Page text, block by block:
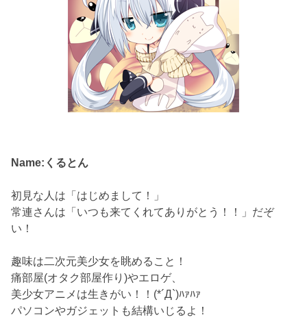
Name:くるとん
初見な人は「はじめまして！」
常連さんは「いつも来てくれてありがとう！！」だぞ
い！
趣味は二次元美少女を眺めること！
痛部屋(オタク部屋作り)やエロゲ、
美少女アニメは生きがい！！(*´Д`)ﾊｧﾊｧ
パソコンやガジェットも結構いじるよ！